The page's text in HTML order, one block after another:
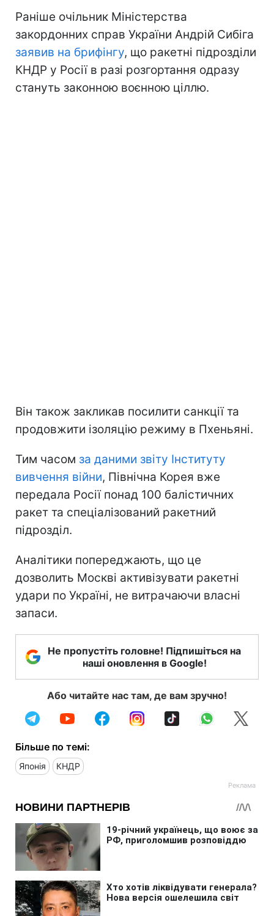
Раніше очільник Міністерства
закордонних справ України Андрій Сибіга
заявив на брифінгу, що ракетні підрозділи
КНДР у Росії в разі розгортання одразу
стануть законною воєнною ціллю.
Він також закликав посилити санкції та
продовжити ізоляцію режиму в Пхеньяні.
Тим часом за даними звіту Інституту
вивчення війни, Північна Корея вже
передала Росії понад 100 балістичних
ракет та спеціалізований ракетний
підрозділ.
Аналітики попереджають, що це
дозволить Москві активізувати ракетні
удари по Україні, не витрачаючи власні
запаси.
Не пропустіть головне! Підпишіться на
наші оновлення в Google!
Або читайте нас там, де вам зручно!
Більше по темі:
Японія КНДР